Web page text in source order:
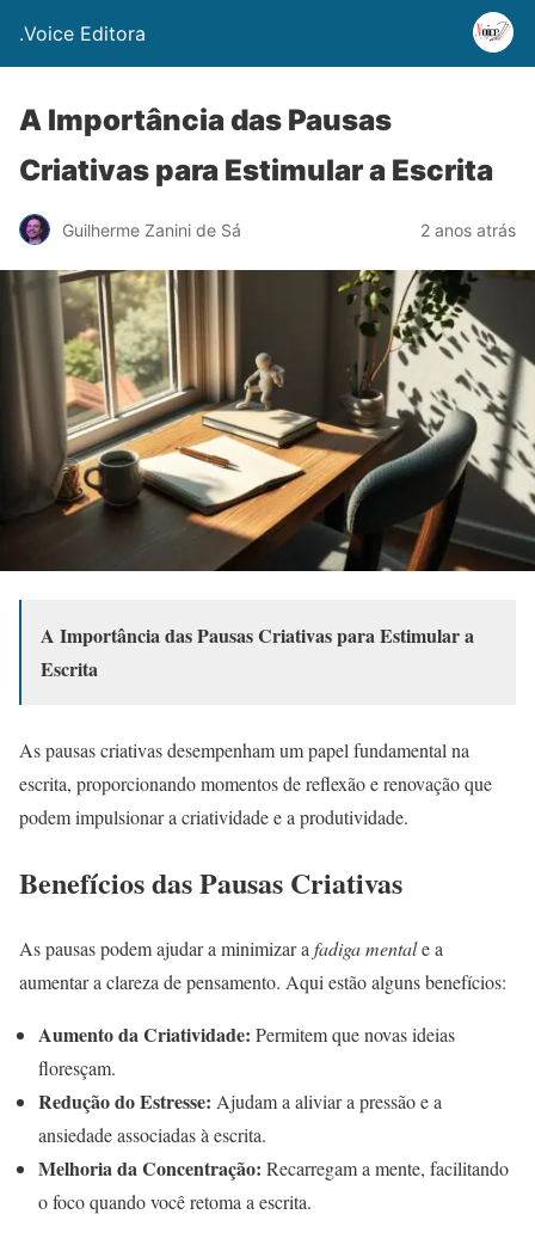
.Voice Editora
A Importância das Pausas
Criativas para Estimular a Escrita
Guilherme Zanini de Sá 2 anos atrás
A Importância das Pausas Criativas para Estimular a
Escrita
As pausas criativas desempenham um papel fundamental na
escrita, proporcionando momentos de reflexão e renovação que
podem impulsionar a criatividade e a produtividade.
Benefícios das Pausas Criativas
As pausas podem ajudar a minimizar a fadiga mentale a
aumentar a clareza de pensamento. Aqui estão alguns benefícios:
Aumento da Criatividade: Permitem que novas ideias
floresçam.
Redução do Estresse: Ajudam a aliviar a pressão e a
ansiedade associadas à escrita.
Melhoria da Concentração: Recarregam a mente, facilitando
o foco quando você retoma a escrita.